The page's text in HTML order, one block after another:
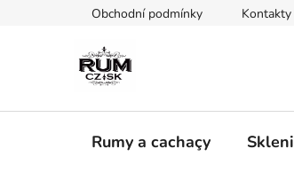
Obchodní podmínky Kontakty
Rumy a cachaçy